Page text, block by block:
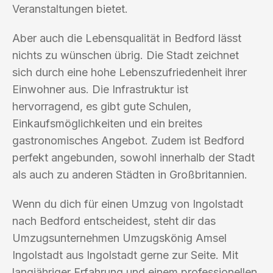
Veranstaltungen bietet.
Aber auch die Lebensqualität in Bedford lässt
nichts zu wünschen übrig. Die Stadt zeichnet
sich durch eine hohe Lebenszufriedenheit ihrer
Einwohner aus. Die Infrastruktur ist
hervorragend, es gibt gute Schulen,
Einkaufsmöglichkeiten und ein breites
gastronomisches Angebot. Zudem ist Bedford
perfekt angebunden, sowohl innerhalb der Stadt
als auch zu anderen Städten in Großbritannien.
Wenn du dich für einen Umzug von Ingolstadt
nach Bedford entscheidest, steht dir das
Umzugsunternehmen Umzugskönig Amsel
Ingolstadt aus Ingolstadt gerne zur Seite. Mit